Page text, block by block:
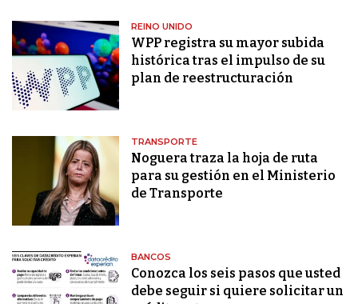
REINO UNIDO
WPP registra su mayor subida
histórica tras el impulso de su
plan de reestructuración
TRANSPORTE
Noguera traza la hoja de ruta
para su gestión en el Ministerio
de Transporte
BANCOS
Conozca los seis pasos que usted
debe seguir si quiere solicitar un